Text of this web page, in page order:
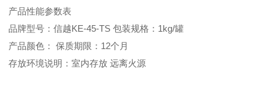
产品性能参数表
品牌型号：信越KE-45-TS 包装规格：1kg/罐
产品颜色： 保质期限：12个月
存放环境说明：室内存放 远离火源